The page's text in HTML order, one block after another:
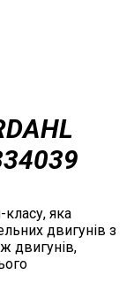
яка
двигунів з
двигунів,